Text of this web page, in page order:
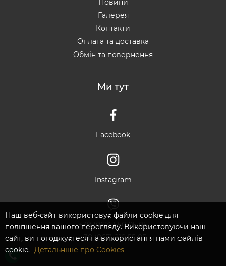
Новини
Галерея
Контакти
Оплата та доставка
Обмін та повернення
Ми тут
Facebook
Instagram
+38 (067) 550 05 05
+38 (067) 210 55 05
Наш веб-сайт використовує файли cookie для
поліпшення вашого перегляду. Використовуючи наш
сайт, ви погоджуєтеся на використання нами файлів
cookie. Детальніше про Cookies